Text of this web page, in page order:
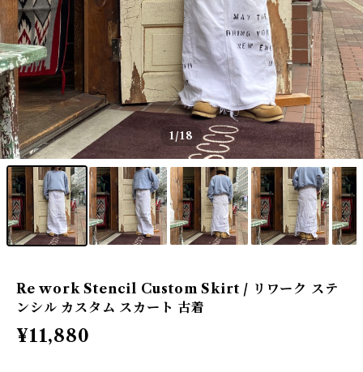
1/18
Re work Stencil Custom Skirt / リワーク ステ
ンシル カスタム スカート 古着
¥11,880